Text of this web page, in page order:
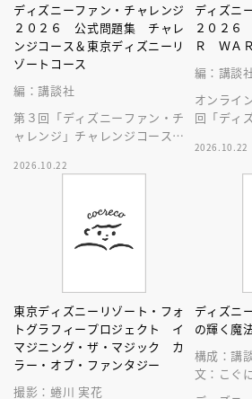
ディズニーファン・チャレンジ
２０２６ 公式問題集 チャレ
ンジコース＆東京ディズニーリ
ゾートコース
編：講談社
第３回「ディズニーファン・チ
ャレンジ」チャレンジコース＆
のすべての問題、答えと解説を
2026.10.22
ディズニ
２０２
Ｒ ＷＡ
編：講談
オンライ
回「ディ
スの問題
た本です
2026.10.22
東京ディズニーリゾート・フォ
トグラフィープロジェクト イ
マジニング・ザ・マジック カ
ラー・オブ・ファンタジー
撮影：蜷川 実花
ディズニ
の輝く魔
構成：講
文：こぐ